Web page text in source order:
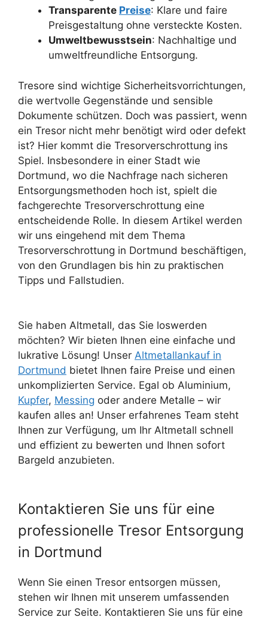
Transparente Preise: Klare und faire
Preisgestaltung ohne versteckte Kosten.
Umweltbewusstsein: Nachhaltige und
umweltfreundliche Entsorgung.
Tresore sind wichtige Sicherheitsvorrichtungen,
die wertvolle Gegenstände und sensible
Dokumente schützen. Doch was passiert, wenn
ein Tresor nicht mehr benötigt wird oder defekt
ist? Hier kommt die Tresorverschrottung ins
Spiel. Insbesondere in einer Stadt wie
Dortmund, wo die Nachfrage nach sicheren
Entsorgungsmethoden hoch ist, spielt die
fachgerechte Tresorverschrottung eine
entscheidende Rolle. In diesem Artikel werden
wir uns eingehend mit dem Thema
Tresorverschrottung in Dortmund beschäftigen,
von den Grundlagen bis hin zu praktischen
Tipps und Fallstudien.
Sie haben Altmetall, das Sie loswerden
möchten? Wir bieten Ihnen eine einfache und
lukrative Lösung! Unser Altmetallankauf in
Dortmund bietet Ihnen faire Preise und einen
unkomplizierten Service. Egal ob Aluminium,
Kupfer, Messing oder andere Metalle – wir
kaufen alles an! Unser erfahrenes Team steht
Ihnen zur Verfügung, um Ihr Altmetall schnell
und effizient zu bewerten und Ihnen sofort
Bargeld anzubieten.
Kontaktieren Sie uns für eine
professionelle Tresor Entsorgung
in Dortmund
Wenn Sie einen Tresor entsorgen müssen,
stehen wir Ihnen mit unserem umfassenden
Service zur Seite. Kontaktieren Sie uns für eine